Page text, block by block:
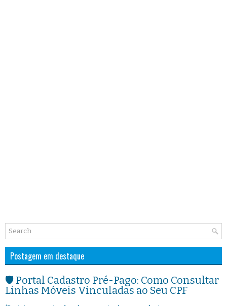
Postagem em destaque
🛡️ Portal Cadastro Pré-Pago: Como Consultar
Linhas Móveis Vinculadas ao Seu CPF